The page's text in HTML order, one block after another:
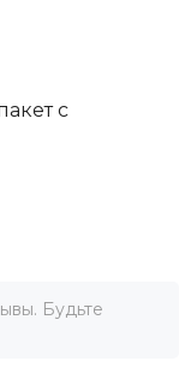
с
Будьте